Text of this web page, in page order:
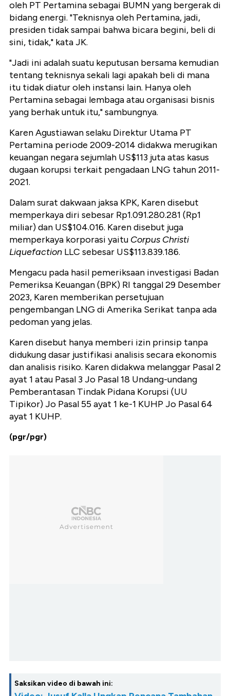
oleh PT Pertamina sebagai BUMN yang bergerak di
bidang energi. "Teknisnya oleh Pertamina, jadi,
presiden tidak sampai bahwa bicara begini, beli di
sini, tidak," kata JK.
"Jadi ini adalah suatu keputusan bersama kemudian
tentang teknisnya sekali lagi apakah beli di mana
itu tidak diatur oleh instansi lain. Hanya oleh
Pertamina sebagai lembaga atau organisasi bisnis
yang berhak untuk itu," sambungnya.
Karen Agustiawan selaku Direktur Utama PT
Pertamina periode 2009-2014 didakwa merugikan
keuangan negara sejumlah US$113 juta atas kasus
dugaan korupsi terkait pengadaan LNG tahun 2011-
2021.
Dalam surat dakwaan jaksa KPK, Karen disebut
memperkaya diri sebesar Rp1.091.280.281 (Rp1
miliar) dan US$104.016. Karen disebut juga
memperkaya korporasi yaitu Corpus Christi
Liquefaction LLC sebesar US$113.839.186.
Mengacu pada hasil pemeriksaan investigasi Badan
Pemeriksa Keuangan (BPK) RI tanggal 29 Desember
2023, Karen memberikan persetujuan
pengembangan LNG di Amerika Serikat tanpa ada
pedoman yang jelas.
Karen disebut hanya memberi izin prinsip tanpa
didukung dasar justifikasi analisis secara ekonomis
dan analisis risiko. Karen didakwa melanggar Pasal 2
ayat 1 atau Pasal 3 Jo Pasal 18 Undang-undang
Pemberantasan Tindak Pidana Korupsi (UU
Tipikor) Jo Pasal 55 ayat 1 ke-1 KUHP Jo Pasal 64
ayat 1 KUHP.
(pgr/pgr)
Saksikan video di bawah ini: